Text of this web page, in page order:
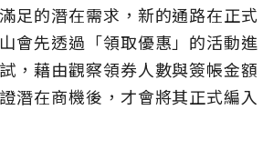
足的潛在需求，新的通路在正式
會先透過「領取優惠」的活動進
，藉由觀察領券人數與簽帳金額
潛在商機後，才會將其正式編入